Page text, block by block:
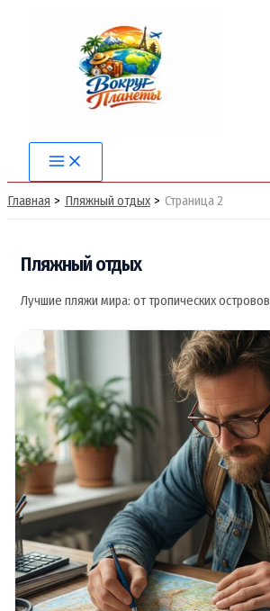
содержимому
Main
Menu
Главная Пляжный отдых Страница 2
Пляжный отдых
Лучшие пляжи мира: оттропическихостровов